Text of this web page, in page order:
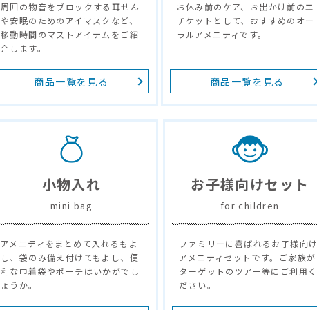
周囲の物音をブロックする耳せん
や安眠のためのアイマスクなど、
移動時間のマストアイテムをご紹
介します。
商品一覧を見る
お休み前のケア、お出かけ前のエ
チケットとして、おすすめのオー
ラルアメニティです。
商品一覧を見る
小物入れ
mini bag
アメニティをまとめて入れるもよ
し、袋のみ備え付けてもよし、便
利な巾着袋やポーチはいかがでし
ょうか。
お子様向けセット
for children
ファミリーに喜ばれるお子様向け
アメニティセットです。ご家族が
ターゲットのツアー等にご利用く
ださい。